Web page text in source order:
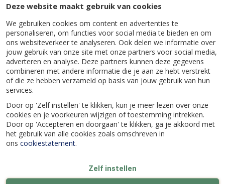
Deze website maakt gebruik van cookies
We gebruiken cookies om content en advertenties te
personaliseren, om functies voor social media te bieden en om
ons websiteverkeer te analyseren. Ook delen we informatie over
jouw gebruik van onze site met onze partners voor social media,
adverteren en analyse. Deze partners kunnen deze gegevens
combineren met andere informatie die je aan ze hebt verstrekt
of die ze hebben verzameld op basis van jouw gebruik van hun
services.
Door op 'Zelf instellen' te klikken, kun je meer lezen over onze
cookies en je voorkeuren wijzigen of toestemming intrekken.
Door op 'Accepteren en doorgaan' te klikken, ga je akkoord met
het gebruik van alle cookies zoals omschreven in
ons cookiestatement.
Zelf instellen
vergrendelen. De schaar is geschikt voor zowel
links- als rechtshandigen. Gemaakt van
hoogwaardig en duurzaam aluminium met
antikleeflaag en in glans verzinkt. Door de
antikleeflaag heb je tijdens het snoeien minder
kracht nodig. Ook voorkomt de coating dat de
plantsappen zich vasthechten, waardoor je
minder risico hebt dat er ziektes overgedragen
te maken. Door een geïntegreerde veer heeft de
snoeischaar een langere levensduur. De veer kan
zo niet makkelijk losraken of breken. Inclusief
polsriem.